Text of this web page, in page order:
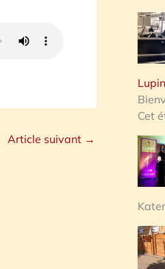
Article suivant →
Lupin
Cet